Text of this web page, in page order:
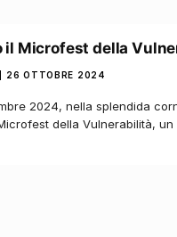
il Microfest della
26 OTTOBRE 2024
2024, nella splendida
della Vulnerabilità,